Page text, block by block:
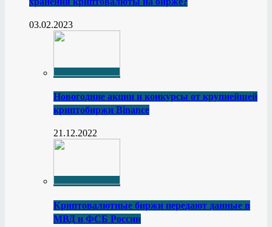
03.02.2023
Новогодние акции и конкурсы от крупнейшей
криптобиржи Binance
21.12.2022
Криптовалютные биржи передают данные в
МВД и ФСБ России